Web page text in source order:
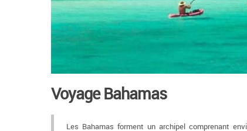
Voyage Bahamas
Les Bahamas forment un archipel comprenant